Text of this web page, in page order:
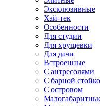
Эксклюзивные
Хай-тек
Особенности
Для студии
Для хрущевки
Для дачи
Встроенные
С антресолями
С барной
С островом